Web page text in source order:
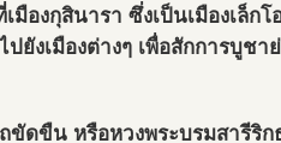
มืองกุสินารา ซึ่งเป็นเมืองเล็ก
ปยังเมืองต่างๆ เพื่อสักการบูช
ถขัดขืน หรือหวงพระบรมสารีริ